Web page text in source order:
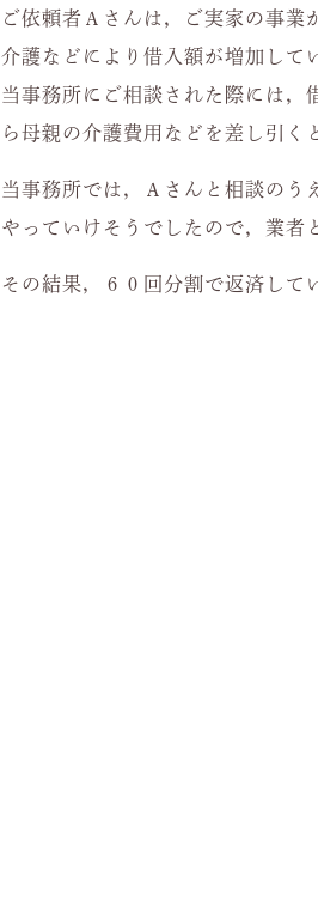
ご依頼者Ａさんは，ご実家の事業
介護などにより借入額が増加して
当事務所にご相談された際には，
ら母親の介護費用などを差し引く
当事務所では，Ａさんと相談のう
やっていけそうでしたので，業者
その結果，６０回分割で返済して